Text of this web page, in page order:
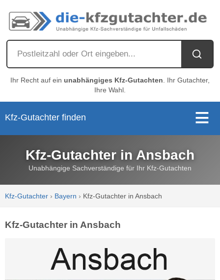
Ihr Recht auf ein unabhängiges Kfz-Gutachten . Ihr Gutachter,
Ihre Wahl.
Kfz-Gutachter finden
Kfz-Gutachter in Ansbach
Unabhängige Sachverständige für Ihr Kfz-Gutachten
Kfz-Gutachter › Bayern › Kfz-Gutachter in Ansbach
Kfz-Gutachter in Ansbach